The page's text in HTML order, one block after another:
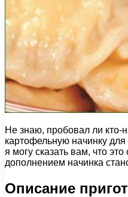
Не знаю, пробовал ли кто-
картофельную начинку для
я могу сказать вам, что
дополнением начинка
Описание